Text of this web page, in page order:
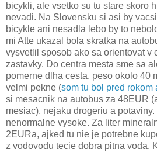
bicykli, ale vsetko su tu stare skoro
nevadi. Na Slovensku si asi by
bicykle ani nesadla lebo by to
mi Atte ukazal bola skratka na
vysvetlil sposob ako sa orientovat v
zastavky. Do centra mesta sme sa
pomerne dlha cesta, peso okolo 40
velmi pekne (som tu bol pred rokom
si mesacnik na autobus za 48EUR
mesiac), nejaku drogeriu a
nenormalne vysoke. Za liter
2EURa, ajked tu nie je potrebne
z vodovodu tecie dobra pitna voda.